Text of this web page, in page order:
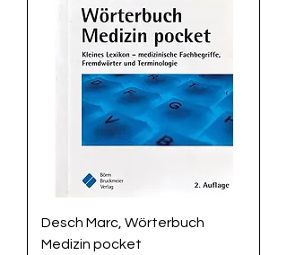
Desch Marc, Wörterbuch
Medizin pocket